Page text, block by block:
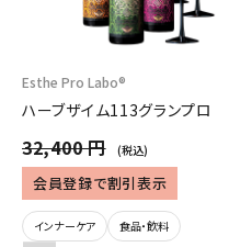
Esthe Pro Labo®
ハーブザイム113グランプロ
32,400 円 (税込)
会員登録で割引表示
インナーケア 食品・飲料